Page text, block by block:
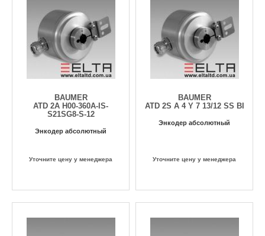
BAUMER
ATD 2A H00-360A-IS-
S21SG8-S-12
Энкодер абсолютный
Уточните цену у менеджера
BAUMER
ATD 2S A 4 Y 7 13/12 SS BI
Энкодер абсолютный
Уточните цену у менеджера